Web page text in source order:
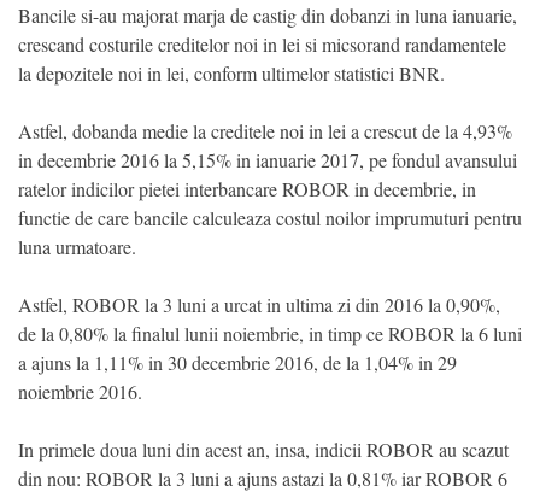
Bancile si-au majorat marja de castig din dobanzi in luna ianuarie,
crescand costurile creditelor noi in lei si micsorand randamentele
la depozitele noi in lei, conform ultimelor statistici BNR.
Astfel, dobanda medie la creditele noi in lei a crescut de la 4,93%
in decembrie 2016 la 5,15% in ianuarie 2017, pe fondul avansului
ratelor indicilor pietei interbancare ROBOR in decembrie, in
functie de care bancile calculeaza costul noilor imprumuturi pentru
luna urmatoare.
Astfel, ROBOR la 3 luni a urcat in ultima zi din 2016 la 0,90%,
de la 0,80% la finalul lunii noiembrie, in timp ce ROBOR la 6 luni
a ajuns la 1,11% in 30 decembrie 2016, de la 1,04% in 29
noiembrie 2016.
In primele doua luni din acest an, insa, indicii ROBOR au scazut
din nou: ROBOR la 3 luni a ajuns astazi la 0,81% iar ROBOR 6